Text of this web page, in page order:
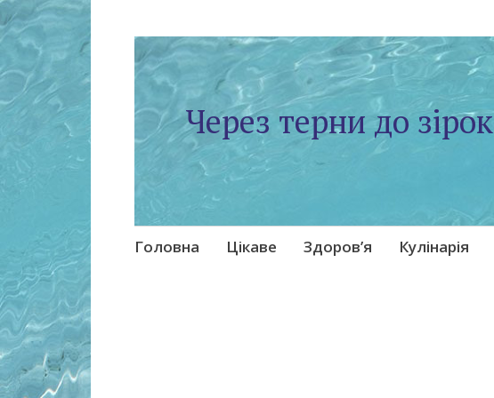
Через терни до зірок
Skip
Головна Цікаве Здоров’я Кулінарія